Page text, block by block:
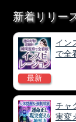
新着リリー
最新
イン
で全
チャ
実変